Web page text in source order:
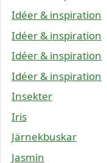
Idéer & inspiration
Idéer & inspiration
Idéer & inspiration
Idéer & inspiration
Insekter
Iris
Järnekbuskar
Jasmin